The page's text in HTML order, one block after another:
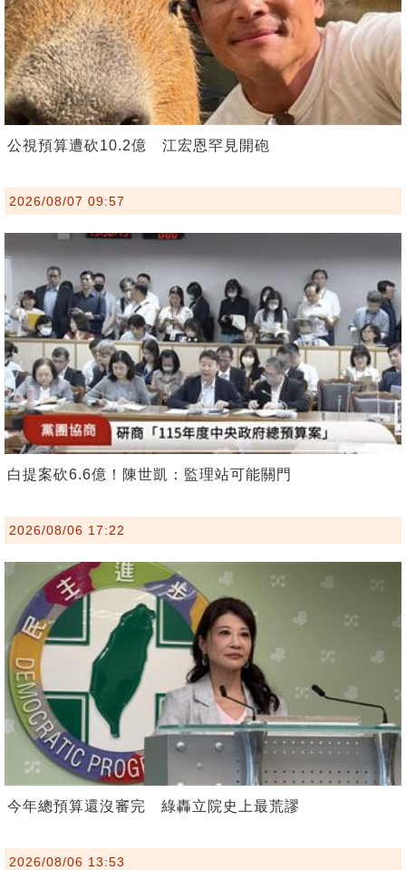
公視預算遭砍10.2億 江宏恩罕見開砲
2026/08/07 09:57
白提案砍6.6億！陳世凱：監理站可能關門
2026/08/06 17:22
今年總預算還沒審完 綠轟立院史上最荒謬
2026/08/06 13:53